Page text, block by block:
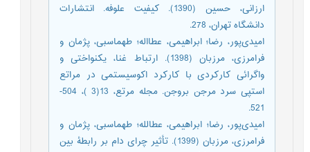
ارزانی، حسین (1390). کیفیت علوفه. انتشارات
دانشگاه تهران، 278.
امیدی‌پور، رضا؛ ابراهیمی، عطااله؛ طهماسبی، پژمان و
فرامرزی، مرزبان (1398). ارتباط غنا، یکنواختی و
واگرائی کارکردی با کارکرد اکوسیستمی در مراتع
استپی سرد مرجن بروجن. مجله مرتع، 13(3 )، 504-
521.
امیدی‌پور، رضا؛ ابراهیمی، عطالله؛ طهماسبی، پژمان و
فرامرزی، مرزبان (1399). تأثیر چرای دام بر رابطۀ بین